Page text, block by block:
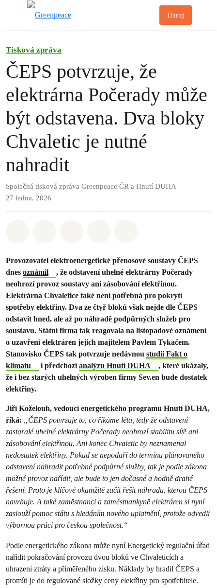
Daruj
Tisková zpráva
ČEPS potvrzuje, že
elektrárna Počerady může
být odstavena. Dva bloky
Chvaletic je nutné
nahradit
Společná tisková zpráva Greenpeace ČR a Hnutí DUHA
27 ledna, 2026
Provozovatel elektroenergetické přenosové soustavy ČEPS
dnes oznámil
, že odstavení uhelné elektrárny Počerady
neohrozí provoz soustavy ani zásobování elektřinou.
Elektrárna Chvaletice také není potřebná pro pokrytí
spotřeby elektřiny. Dva ze čtyř bloků však nejde dle ČEPS
odstavit hned, ale až po náhradě podpůrných služeb pro
soustavu. Státní firma tak reagovala na listopadové oznámení
o uzavření elektráren jejich majitelem Pavlem Tykačem.
Stanovisko ČEPS tak potvrzuje nedávnou studii Fakt o
klimatu
i předchozíanalýzu Hnutí DUHA
, které ukázaly,
že i bez starých uhelných výroben firmy Sev.en bude dostatek
elektřiny.
Jiří Koželouh, vedoucí energetického programu Hnutí DUHA,
říká: „ČEPS potvrzuje to, co říkáme léta, tedy že odstavení
zastaralé uhelné elektrárny Počerady neohrozí stabilitu sítě ani
zásobování elektřinou. Ani konec Chvaletic by neznamenal
nedostatek elektřiny. Pokud se nepodaří do termínu plánovaného
odstavení nahradit potřebné podpůrné služby, tak je podle zákona
možné provoz nařídit, ale bude to jen dočasné a hodně drahé
řešení. Proto je klíčové okamžitě začít řešit náhradu, kterou ČEPS
navrhuje. A také zaměstnanci a zaměstnankyně elektráren si nyní
zaslouží pomoc státu s hledáním nového uplatnění, protože odvedli
výbornou práci pro českou společnost.“
Podle energetického zákona může nyní Energetický regulační úřad
nařídit pokračování provozu dvou bloků ve Chvaleticích a
uhrazení ztráty a přiměřeného zisku. Náklady by hradil ČEPS a
promítl je do regulované složky ceny elektřiny pro spotřebitele.